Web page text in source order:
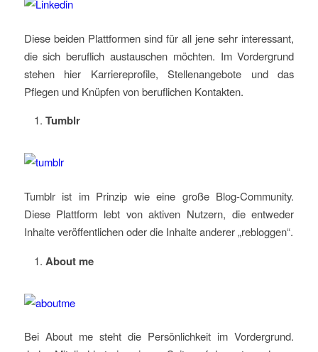
Diese beiden Plattformen sind für all jene sehr interessant,
die sich beruflich austauschen möchten. Im Vordergrund
stehen hier Karriereprofile, Stellenangebote und das
Pflegen und Knüpfen von beruflichen Kontakten.
Tumblr
Tumblr ist im Prinzip wie eine große Blog-Community.
Diese Plattform lebt von aktiven Nutzern, die entweder
Inhalte veröffentlichen oder die Inhalte anderer „rebloggen“.
About me
Bei About me steht die Persönlichkeit im Vordergrund.